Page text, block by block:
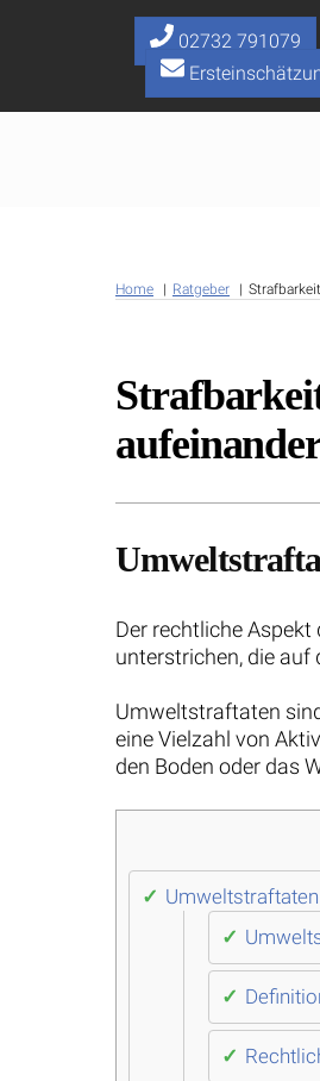
02732 791079
Home Ratgeber
Der rechtliche
unterstrichen, die
Umweltstraftaten
eine Vielzahl von
den Boden oder das